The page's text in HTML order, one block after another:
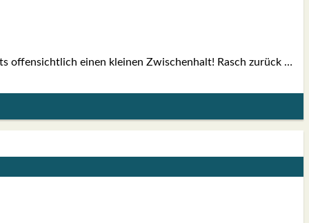
offen­sicht­lich einen klei­nen Zwi­schen­halt! Rasch zurück …